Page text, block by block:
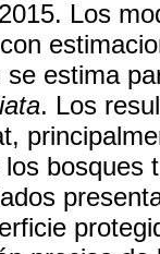
Los
se estima
. Los
bosques